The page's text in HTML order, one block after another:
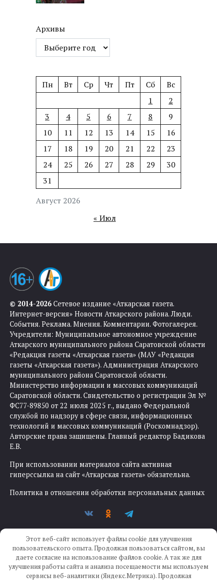
Архивы
Август 2026
Пн Вт Ср Чт Пт Сб
Вс
1
2
3
4 5 6 7 8
9
10
11 12 13 14 15
16
17
18 19 20 21 22
23
24
25 26 27 28 29
30
31
« Июл
© 2014-2026Сетевое издание «Аткарская газета.
Интернет-версия» Новости Аткарского района. Люди.
События. Реклама. Мнения. Комментарии. Фотогалерея.
Учредители: Муниципальное автономное учреждение
Аткарского муниципального района Саратовской области
«Редакция газеты «Аткарская газета» (МАУ «Редакция
газеты «Аткарская газета»). Администрация Аткарского
муниципального района Саратовской области.
Министерство информации и массовых коммуникаций
Саратовской области. Свидетельство о регистрации Эл №
ФС77-89850 от 22 июля 2025 г., выдано Федеральной
службой по надзору в сфере связи, информационных
технологий и массовых коммуникаций (Роскомнадзор).
Авторские права защищены. Главный редактор Бадикова
Е.В.
При использовании материалов сайта активная
гиперссылка на сайт «Аткарская газета» обязательна.
Политика в отношении обработки персональных данных
Создание сайта —IKWEB
Этот веб-сайт использует файлы cookie для улучшения
пользовательского опыта. Продолжая пользоваться сайтом, вы
даете согласие на использование файлов cookie. А так же для
улучшения работы сайта и анализа посещаемости мы используем
сервисы веб-аналитики (Яндекс.Метрика). Продолжая